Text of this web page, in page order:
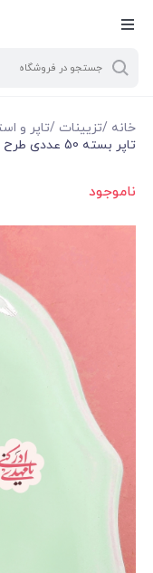
خانه /تزیینات /تاپر و
تاپر بسته 50 عددی طرح یا مهدی ادرکنی
ناموجود